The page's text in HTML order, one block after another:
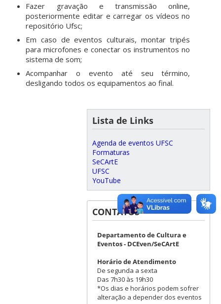
Fazer gravação e transmissão online,
posteriormente editar e carregar os vídeos no
repositório Ufsc;
Em caso de eventos culturais, montar tripés
para microfones e conectar os instrumentos no
sistema de som;
Acompanhar o evento até seu término,
desligando todos os equipamentos ao final.
Lista de Links
Agenda de eventos UFSC
Formaturas
SeCArtE
UFSC
YouTube
CONTATOS
Departamento de Cultura e
Eventos - DCEven/SeCArtE
Horário de Atendimento
De segunda a sexta
Das 7h30 às 19h30
*Os dias e horários podem sofrer
alteração a depender dos eventos